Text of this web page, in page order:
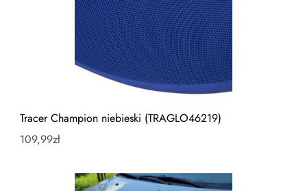
Tracer Champion niebieski (TRAGLO46219)
109,99zł